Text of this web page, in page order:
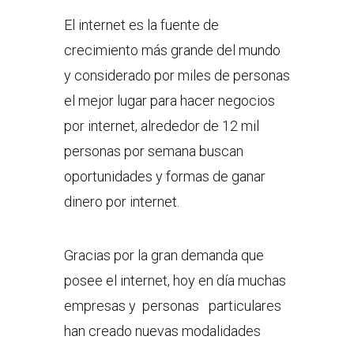
El internet es la fuente de
crecimiento más grande del mundo
y considerado por miles de personas
el mejor lugar para hacer negocios
por internet, alrededor de 12 mil
personas por semana buscan
oportunidades y formas de ganar
dinero por internet.
Gracias por la gran demanda que
posee el internet, hoy en día muchas
empresas y personas particulares
han creado nuevas modalidades